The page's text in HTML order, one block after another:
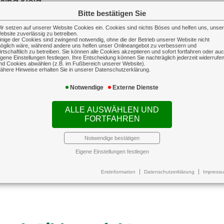
und
plant eine Reform der Fahrschulausbildung.
für...
bundesweit
Ausbildungsvergütungen sind im
In vi...
Bitte bestätigen Sie
setzen auf unserer Website Cookies ein. Cookies sind nichts Böses und helfen uns,
zuverlässig zu betreiben.
der Cookies sind zwingend notwendig, ohne die der Betrieb unserer Website nicht
wäre, während andere uns helfen unser Onlineangebot zu verbessern und
zu betreiben. Sie können alle Cookies akzeptieren und sofort fortfahren oder
Einstellungen festlegen. Ihre Entscheidung können Sie nachträglich jederzeit widerrufen
Cookies abwählen (z.B. im Fußbereich unserer Website).
Hinweise erhalten Sie in unserer Datenschutzerklärung.
Notwendige Externe Dienste
ALLE AUSWÄHLEN UND
FORTFAHREN
Notwendige bestätigen
Eigene Einstellungen festlegen
Erstinformation Datenschutzerklärung
verlieren
in Großbetrieben steigt,
weniger Nachwuchs
Die
bei
schützt sowohl
Forderung prüft und daraufhin
Sach-Sach-
Auf dieser Landingpage